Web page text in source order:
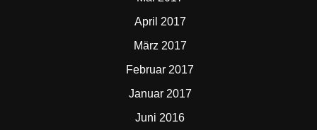
April 2017
März 2017
Februar 2017
Januar 2017
Juni 2016